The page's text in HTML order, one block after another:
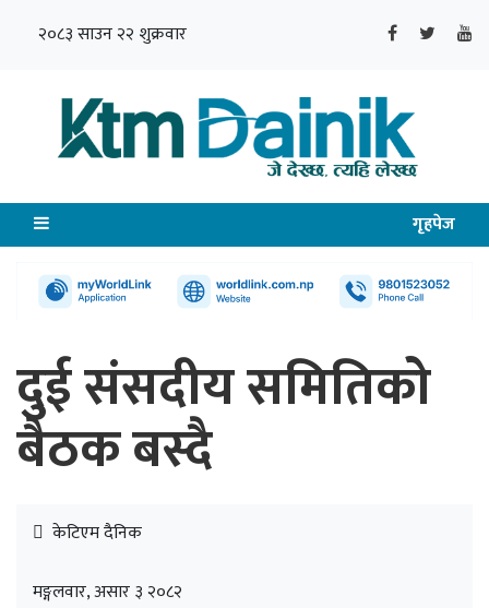
२०८३ साउन २२ शुक्रवार
गृहपेज
दुई संसदीय समितिको
बैठक बस्दै
केटिएम दैनिक
मङ्गलवार, असार ३ २०८२